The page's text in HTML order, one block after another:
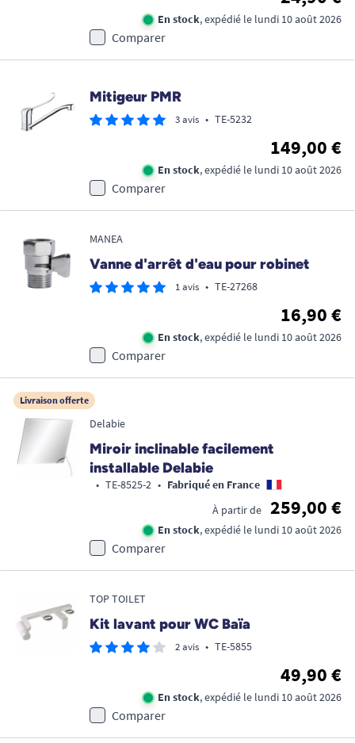
En stock, expédié le lundi 10 août 2026
Comparer
Mitigeur PMR
3 avis • TE-5232
149,00 €
En stock, expédié le lundi 10 août 2026
Comparer
MANEA
Vanne d'arrêt d'eau pour robinet
1 avis • TE-27268
16,90 €
En stock, expédié le lundi 10 août 2026
Comparer
Livraison offerte
Delabie
Miroir inclinable facilement
installable Delabie
• TE-8525-2 • Fabriqué en France
À partir de
259,00 €
En stock, expédié le lundi 10 août 2026
Comparer
TOP TOILET
Kit lavant pour WC Baïa
2 avis • TE-5855
49,90 €
En stock, expédié le lundi 10 août 2026
Comparer